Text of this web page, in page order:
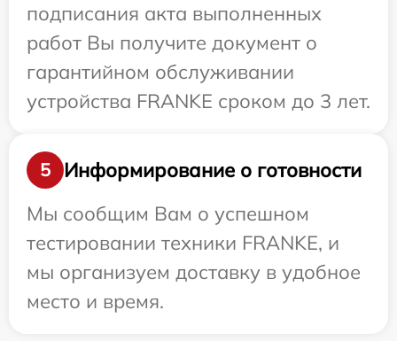
подписания акта выполненных
работ Вы получите документ о
гарантийном обслуживании
устройства FRANKE сроком до 3 лет.
5
Информирование о готовности
Мы сообщим Вам о успешном
тестировании техники FRANKE, и
мы организуем доставку в удобное
место и время.